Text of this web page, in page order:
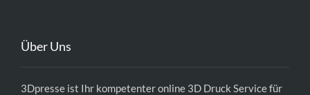
Über Uns
3Dpresse ist Ihr kompetenteronline 3D Druck Servicefür